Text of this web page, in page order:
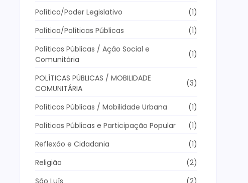
Política/Poder Legislativo
(1)
Política/Políticas Públicas
(1)
Políticas Públicas / Ação Social e
Comunitária
(1)
POLÍTICAS PÚBLICAS / MOBILIDADE
COMUNITÁRIA
(3)
Políticas Públicas / Mobilidade Urbana
(1)
Políticas Públicas e Participação Popular
(1)
Reflexão e Cidadania
(1)
Religião
(2)
São Luís
(2)